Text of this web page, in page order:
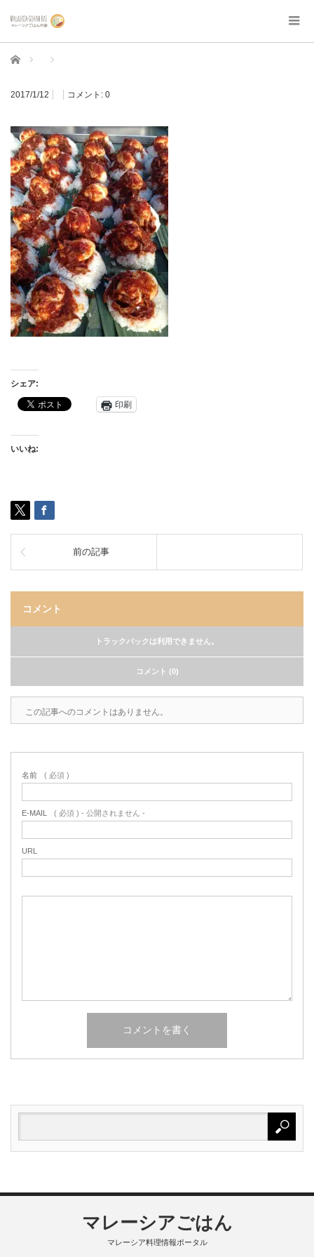
ホーム
2017/1/12 コメント: 0
シェア:
印刷
いいね:
前の記事
コメント
トラックバックは利用できません。
コメント (0)
この記事へのコメントはありません。
名前 ( 必須 )
E-MAIL ( 必須 ) - 公開されません -
URL
マレーシアごはん
マレーシア料理情報ポータル